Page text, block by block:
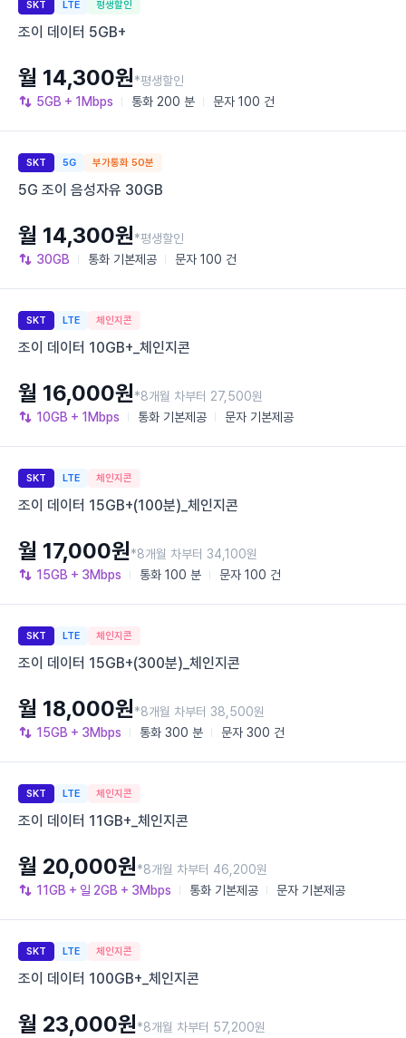
SKT LTE 평생할인
조이 데이터 5GB+
5GB + 1Mbps 통화 200 분 문자 100 건
월 14,300원*평생할인
SKT 5G 부가통화 50분
5G 조이 음성자유 30GB
30GB 통화 기본제공 문자 100 건
월 14,300원*평생할인
SKT LTE 체인지콘
조이 데이터 10GB+_체인지콘
10GB + 1Mbps 통화 기본제공 문자 기본제공
월 16,000원*8개월 차부터 27,500원
SKT LTE 체인지콘
조이 데이터 15GB+(100분)_체인지콘
15GB + 3Mbps 통화 100 분 문자 100 건
월 17,000원*8개월 차부터 34,100원
SKT LTE 체인지콘
조이 데이터 15GB+(300분)_체인지콘
15GB + 3Mbps 통화 300 분 문자 300 건
월 18,000원*8개월 차부터 38,500원
SKT LTE 체인지콘
조이 데이터 11GB+_체인지콘
11GB + 일 2GB + 3Mbps 통화 기본제공 문자 기본제공
월 20,000원*8개월 차부터 46,200원
SKT LTE 체인지콘
조이 데이터 100GB+_체인지콘
월 23,000원*8개월 차부터 57,200원